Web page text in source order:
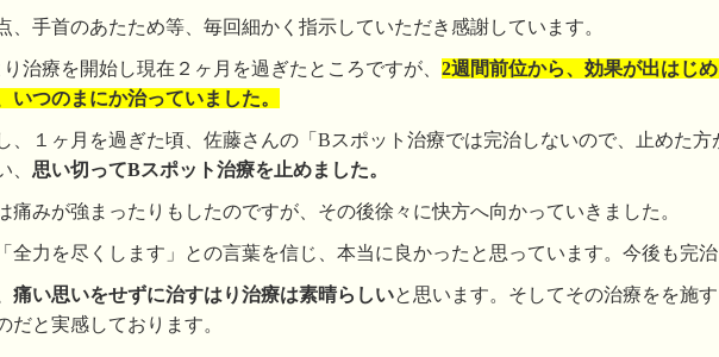
、手首のあたため等、毎回細かく指示していただき感謝しています。
治療を開始し現在２ヶ月を過ぎたところですが、 2週間前位から、効果が出はじ
いつのまにか治っていました。
、１ヶ月を過ぎた頃、佐藤さんの「Bスポット治療では完治しないので、止めた
、 思い切ってBスポット治療を止めました。
痛みが強まったりもしたのですが、その後徐々に快方へ向かっていきました。
全力を尽くします」との言葉を信じ、本当に良かったと思っています。今後も完
痛い思いをせずに治すはり治療は素晴らしいと思います。そしてその治療をを施
だと実感しております。